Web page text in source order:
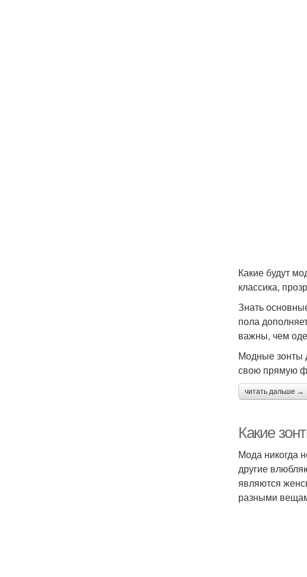
Какие будут
классика,
Знать
пола
важны, чем
Модные зонты
свою прямую
читать дальше →
Какие
Мода никогда
другие
являются
разными